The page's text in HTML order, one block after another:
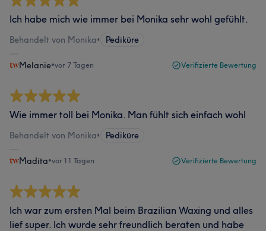
Ich habe mich wie immer bei Monika sehr wohl gefühlt.
Behandelt von Monika• Pediküre
Melanie•vor 7 Tagen Verifizierte Bewertung
Wie immer toll bei Monika. Man fühlt sich einfach wohl
Behandelt von Monika• Pediküre
Madita•vor 11 Tagen Verifizierte Bewertung
Ich war zum ersten Mal beim Brazilian Waxing und alles
lief super. Ich wurde sehr freundlich beraten und habe